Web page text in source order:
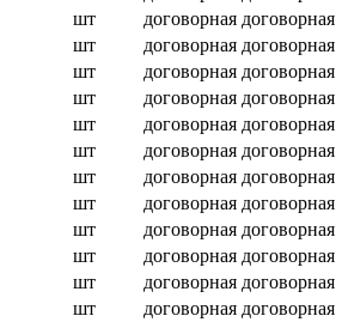
шт договорная договорная
шт договорная договорная
шт договорная договорная
шт договорная договорная
шт договорная договорная
шт договорная договорная
шт договорная договорная
шт договорная договорная
шт договорная договорная
шт договорная договорная
шт договорная договорная
шт договорная договорная